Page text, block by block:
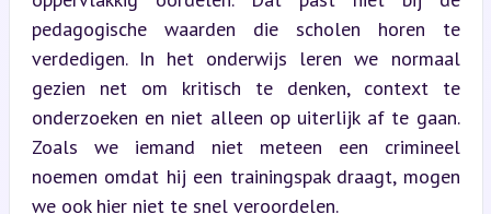
pedagogische waarden die scholen horen te
verdedigen. In het onderwijs leren we normaal
gezien net om kritisch te denken, context te
onderzoeken en niet alleen op uiterlijk af te gaan.
Zoals we iemand niet meteen een crimineel
noemen omdat hij een trainingspak draagt, mogen
we ook hier niet te snel veroordelen.